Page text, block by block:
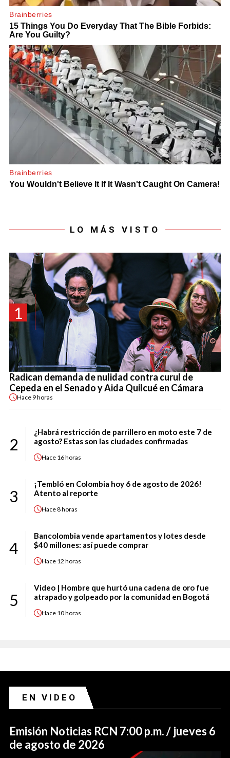
LO MÁS VISTO
1
Radican demanda de nulidad contra curul de
Cepeda en el Senado y Aida Quilcué en Cámara
Hace 9 horas
2
¿Habrá restricción de parrillero en moto este 7 de
agosto? Estas son las ciudades confirmadas
Hace 16 horas
3
¡Tembló en Colombia hoy 6 de agosto de 2026!
Atento al reporte
Hace8 horas
4
Bancolombia vende apartamentos y lotes desde
$40 millones: así puede comprar
Hace 12 horas
5
Video | Hombre que hurtó una cadena de oro fue
atrapado y golpeado por la comunidad en Bogotá
Hace 10 horas
EN VIDEO
Emisión Noticias RCN 7:00 p.m. / jueves 6
de agosto de 2026